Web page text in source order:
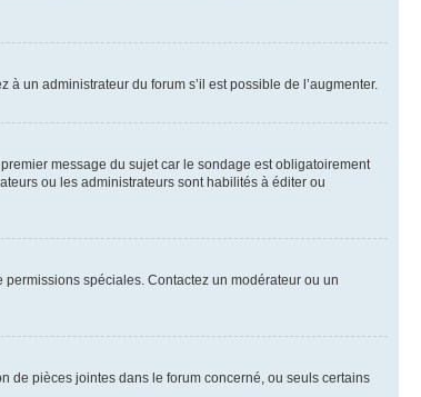
un administrateur du forum s’il est possible de l’augmenter.
message du sujet car le sondage est obligatoirement
ou les administrateurs sont habilités à éditer ou
spéciales. Contactez un modérateur ou un
de pièces jointes dans le forum concerné, ou seuls certains